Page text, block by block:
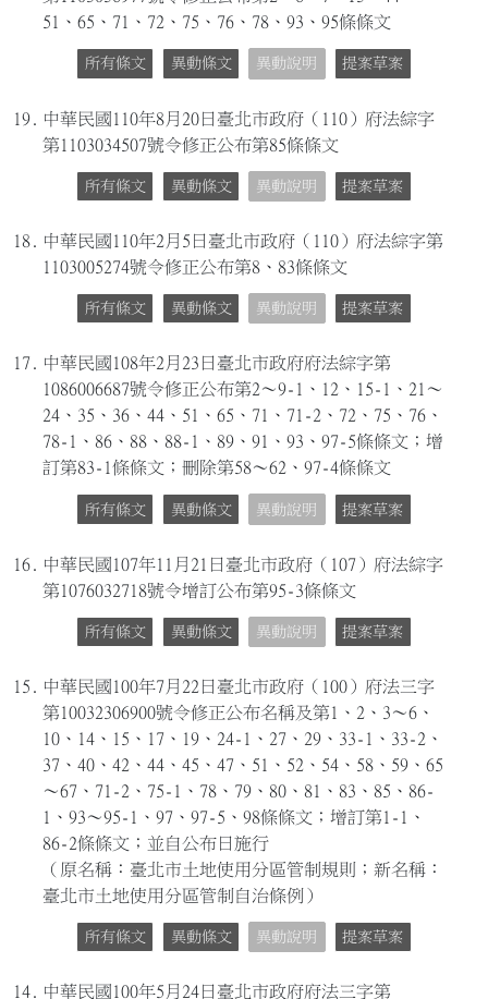
51、65、71、72、75、76、78、93、95條條文
所有條文 異動條文 異動說明 提案草案
19.
中華民國110年8月20日臺北市政府（110）府法綜字
第1103034507號令修正公布第85條條文
所有條文 異動條文 異動說明 提案草案
18.
中華民國110年2月5日臺北市政府（110）府法綜字第
1103005274號令修正公布第8、83條條文
所有條文 異動條文 異動說明 提案草案
17. 中華民國108年2月23日臺北市政府府法綜字第
1086006687號令修正公布第2～9-1、12、15-1、21～
24、35、36、44、51、65、71、71-2、72、75、76、
78-1、86、88、88-1、89、91、93、97-5條條文；增
訂第83-1條條文；刪除第58～62、97-4條條文
所有條文 異動條文 異動說明 提案草案
16.
中華民國107年11月21日臺北市政府（107）府法綜字
第1076032718號令增訂公布第95-3條條文
所有條文 異動條文 異動說明 提案草案
15.
中華民國100年7月22日臺北市政府（100）府法三字
第10032306900號令修正公布名稱及第1、2、3～6、
10、14、15、17、19、24-1、27、29、33-1、33-2、
37、40、42、44、45、47、51、52、54、58、59、65
～67、71-2、75-1、78、79、80、81、83、85、86-
1、93～95-1、97、97-5、98條條文；增訂第1-1、
86-2條條文；並自公布日施行
（原名稱：臺北市土地使用分區管制規則；新名稱：
臺北市土地使用分區管制自治條例）
所有條文 異動條文 異動說明 提案草案
14. 中華民國100年5月24日臺北市政府府法三字第